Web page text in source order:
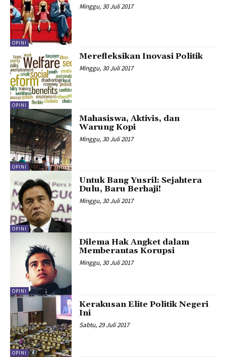
OPINI
Minggu, 30 Juli 2017
OPINI
Merefleksikan Inovasi Politik
Minggu, 30 Juli 2017
OPINI
Mahasiswa, Aktivis, dan
Warung Kopi
Minggu, 30 Juli 2017
OPINI
Untuk Bang Yusril: Sejahtera
Dulu, Baru Berhaji!
Minggu, 30 Juli 2017
OPINI
Dilema Hak Angket dalam
Memberantas Korupsi
Minggu, 30 Juli 2017
OPINI
Kerakusan Elite Politik Negeri
Ini
Sabtu, 29 Juli 2017